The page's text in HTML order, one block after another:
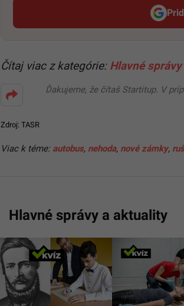
Čítaj viac z kategórie: Hlavné
Ďakujeme, že čítaš Startitup. V
Zdroj: TASR
Viac k téme: autobus, nehoda, nové zámky,
Hlavné správy a aktuality